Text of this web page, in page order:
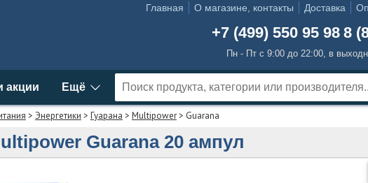
Главная О магазине, контакты Доставка
+7 (499) 550 95 98 8
Пн - Пт с 9:00 до 22:00, в
акции Ещё
> Энергетики > Гуарана > Multipower> Guarana
Guarana 20 ампул